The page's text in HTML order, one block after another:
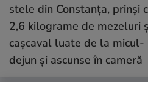
stele din Constanța, prinși
2,6 kilograme de mezeluri
cașcaval luate de la micul-
dejun și ascunse în cameră